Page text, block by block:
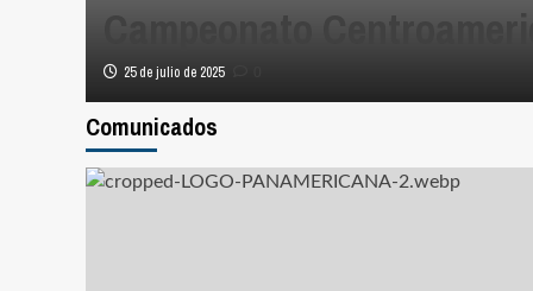
Campeonato
25 de julio de 2025
Comunicados